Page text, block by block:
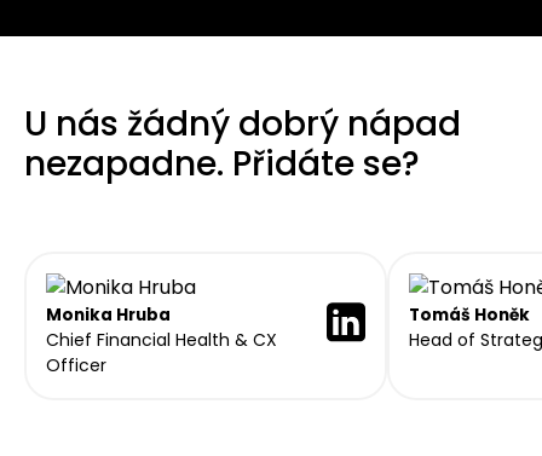
U nás žádný dobrý nápad
nezapadne. Přidáte se?
Monika Hruba
Chief Financial Health & CX
Officer
Tomáš Honěk
Head of